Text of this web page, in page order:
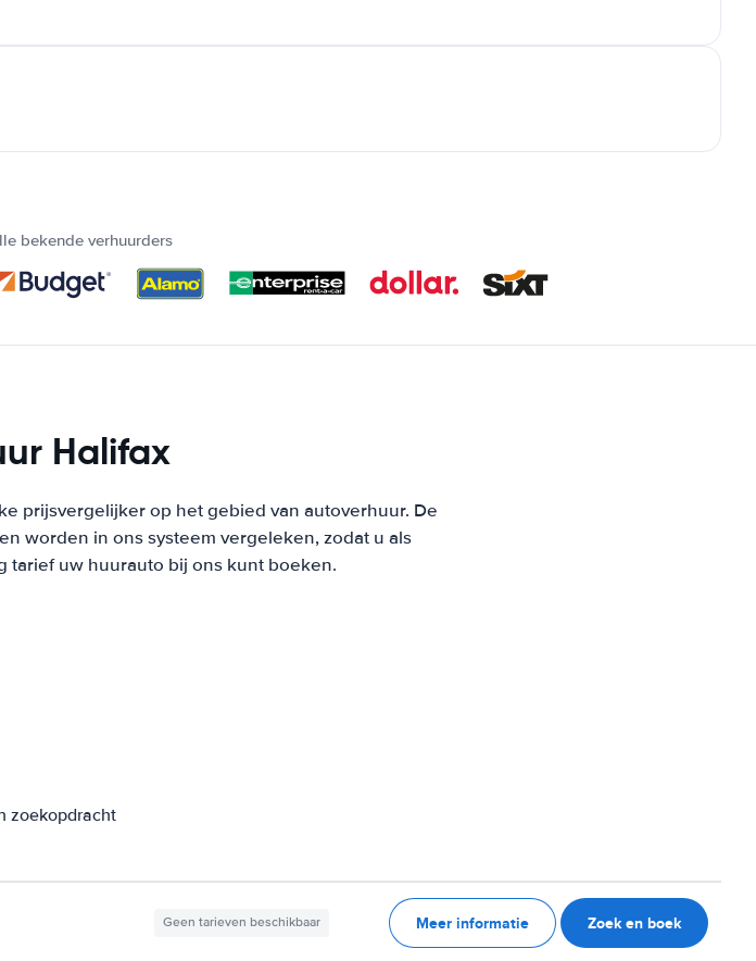
bekende verhuurders
Halifax
prijsvergelijker op het gebied van autoverhuur. De
worden in ons systeem vergeleken, zodat u als
tarief uw huurauto bij ons kunt boeken.
zoekopdracht
Geen tarieven beschikbaar Meer informatie Zoek en boek